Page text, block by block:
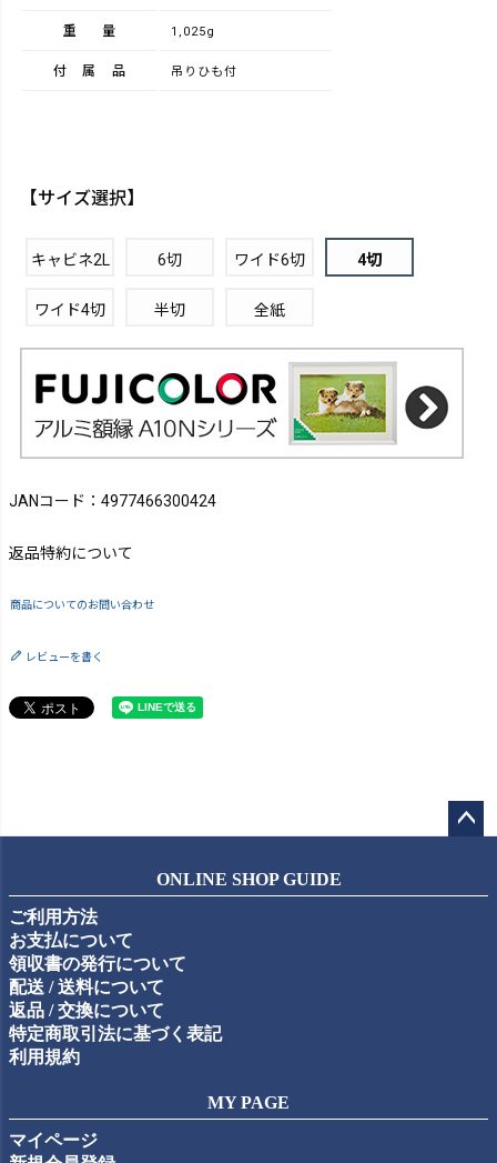
重量 1,025g
付属品 吊りひも付
【サイズ選択】
キャビネ2L 6切 ワイド6切 4切
ワイド4切 半切 全紙
JANコード：4977466300424
返品特約について
商品についてのお問い合わせ
レビューを書く
ップ
ONLINE SHOP GUIDE
ご利用方法
お支払について
領収書の発行について
配送 / 送料について
返品 / 交換について
特定商取引法に基づく表記
利用規約
MY PAGE
マイページ